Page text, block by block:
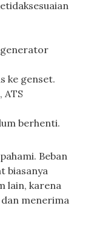
generator
ke genset.
ATS
berhenti.
Beban
biasanya
lain, karena
menerima